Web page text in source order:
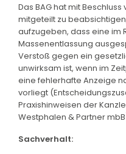
Das BAG hat mit Beschluss
mitgeteilt zu
aufzugeben, dass eine im
Massenentlassung
Verstoß gegen ein
unwirksam ist, wenn im
eine fehlerhafte Anzeige
vorliegt
Praxishinweisen der
Westphalen & Partner
Sachverhalt: